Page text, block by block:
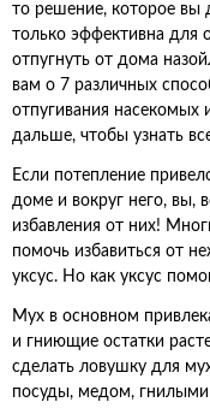
то решение, которое вы
только эффективна для
отпугнуть от дома
вам о 7 различных
отпугивания
дальше, чтобы узнать
Если потепление
доме и вокруг него, вы,
избавления от них!
помочь избавиться от
уксус. Но как уксус
Мух в основном
и гниющие остатки
сделать ловушку для
посуды, медом,